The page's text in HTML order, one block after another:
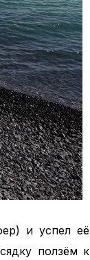
и успел её
ползём к